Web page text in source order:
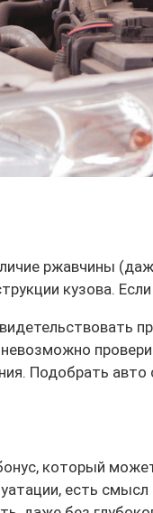
ржавчины
кузова.
Подобрать
который
есть